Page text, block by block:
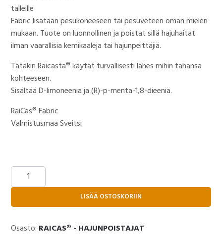
talleille
Fabric lisätään pesukoneeseen tai pesuveteen oman mielen
mukaan. Tuote on luonnollinen ja poistat sillä hajuhaitat
ilman vaarallisia kemikaaleja tai hajunpeittäjiä.
Tätäkin Raicasta® käytät turvallisesti lähes mihin tahansa
kohteeseen.
Sisältää D-limoneenia ja (R)-p-menta-1,8-dieeniä.
RaiCas® Fabric
Valmistusmaa Sveitsi
RAICAS®
FABRIC
ML,
10
LISÄÄ OSTOSKORIIN
Osasto: RAICAS® - HAJUNPOISTAJAT